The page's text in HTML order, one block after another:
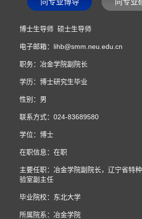
同专业博导 同专业
博士生导师 硕士生导师
电子邮箱： lihb@smm.neu.edu.cn
职务：冶金学院副院长
学历：博士研究生毕业
性别：男
联系方式： 024-83689580
学位：博士
在职信息：在职
主要任职：冶金学院副院长，辽宁省特
验室副主任
毕业院校：东北大学
所属院系：冶金学院